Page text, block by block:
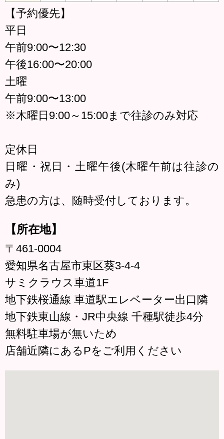
【予約優先】
平日
午前9:00〜12:30
午後16:00〜20:00
土曜
午前9:00〜13:00
※木曜日9:00～15:00まで往診のみ対応
定休日
日曜・祝日・土曜午後(木曜午前は往診の
み)
急患の方は、随時受付しております。
【所在地】
〒461-0004
愛知県名古屋市東区葵3-4-4
サミクラウス車道1F
地下鉄桜通線 車道駅エレベーター出口隣
地下鉄東山線・JR中央線 千種駅徒歩4分
無料駐車場が無いため
店舗近隣にあるPをご利用ください